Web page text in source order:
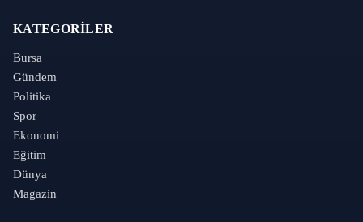
KATEGORILER
Bursa
Gündem
Politika
Spor
Ekonomi
Eğitim
Dünya
Magazin